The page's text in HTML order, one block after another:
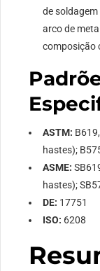
de soldagem
arco de
composição
ASTM:
hastes);
ASME:
hastes);
DE: 17751
ISO: 6208